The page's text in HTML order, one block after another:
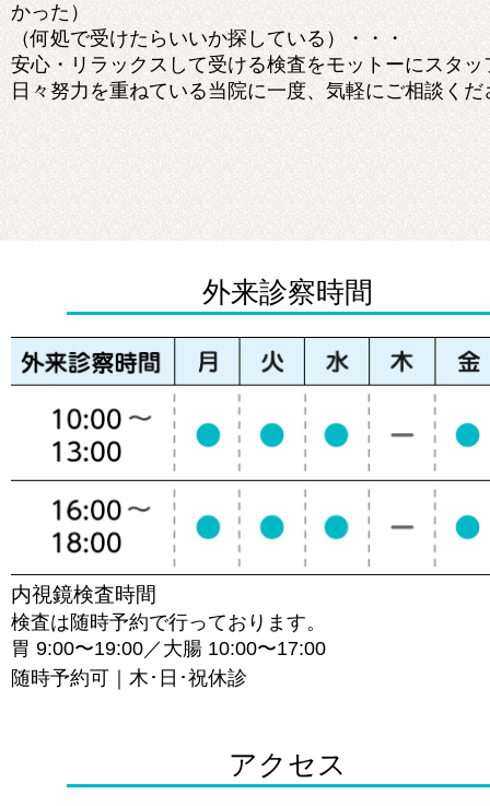
かった）
（何処で受けたらいいか探している）・・・
安心・リラックスして受ける検査をモットーにスタッ
日々努力を重ねている当院に一度、気軽にご相談くだ
外来診察時間
内視鏡検査時間
検査は随時予約で行っております。
胃 9:00〜19:00／大腸 10:00〜17:00
随時予約可｜木･日･祝休診
アクセス